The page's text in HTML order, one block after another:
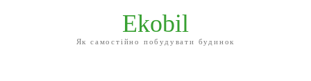
Ekobil
Як самостійно побудувати будинок